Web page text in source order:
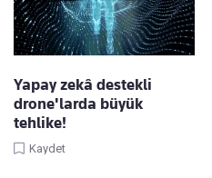
Yapay zekâ destekli
drone'larda büyük
tehlike!
Kaydet